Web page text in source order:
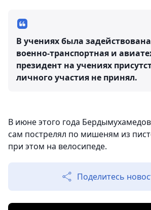
В учениях была
военно-транспортная и
президент на учениях
личного участия не принял.
В июне этого года
сам пострелял по мишеням из
при этом на велосипеде.
Поделитесь